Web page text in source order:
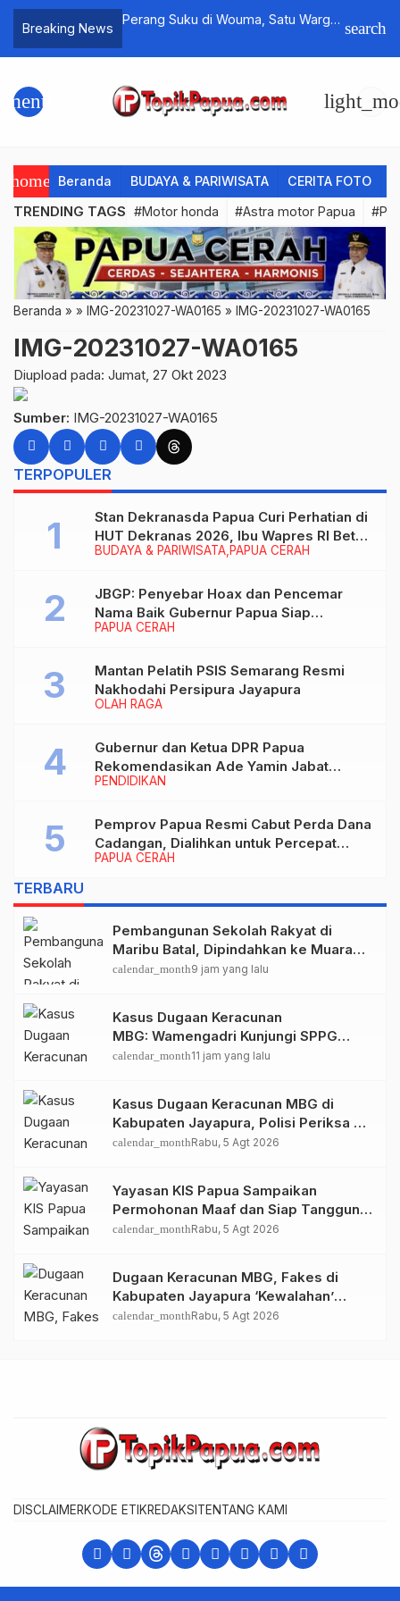
Breaking News
2026
Perang Suku di Wouma, Satu Warga
Nau
search
menu
home Beranda BUDAYA & PARIWISATA CERITA FOTO
TRENDING TAGS #Motor honda #Astra motor Papua
Beranda » » IMG-20231027-WA0165 » IMG-20231027-WA0165
IMG-20231027-WA0165
Diupload pada: Jumat, 27 Okt 2023
Sumber: IMG-20231027-WA0165
TERPOPULER
BUDAYA & PARIWISATA PAPUA CERAH
Stan Dekranasda Papua Curi Perhatian di
HUT Dekranas 2026, Ibu Wapres RI Betah
Menikmati Karya Perajin
PAPUA CERAH
JBGP: Penyebar Hoax dan Pencemar
Nama Baik Gubernur Papua Siap
Berhadapan dengan Hukum!
OLAH RAGA
Mantan Pelatih PSIS Semarang Resmi
Nakhodahi Persipura Jayapura
PENDIDIKAN
Gubernur dan Ketua DPR Papua
Rekomendasikan Ade Yamin Jabat
Rektor IAIN Fattahul Muluk Papua
PAPUA CERAH
Pemprov Papua Resmi Cabut Perda Dana
Cadangan, Dialihkan untuk Percepat
Pembangunan dan Layanan Publik
TERBARU
Pembangunan Sekolah Rakyat di
Maribu Batal, Dipindahkan ke Muara
Tami, Ini Sebabnya
calendar_month9 jam yang lalu
Kasus Dugaan Keracunan
MBG: Wamengadri Kunjungi SPPG
Yayasan KIS Papua, Ini yang
calendar_month11 jam yang lalu
Kasus Dugaan Keracunan MBG di
Kabupaten Jayapura, Polisi Periksa 30
Orang Saksi
calendar_monthRabu, 5 Agt 2026
Yayasan KIS Papua Sampaikan
Permohonan Maaf dan Siap Tanggung
Biaya Korban Dugaan Keracunan MBG
calendar_monthRabu, 5 Agt 2026
Dugaan Keracunan MBG, Fakes di
Kabupaten Jayapura ‘Kewalahan’
Layani Ratusan Korban
calendar_monthRabu, 5 Agt 2026
DISCLAIMERKODE ETIKREDAKSI TENTANG KAMI